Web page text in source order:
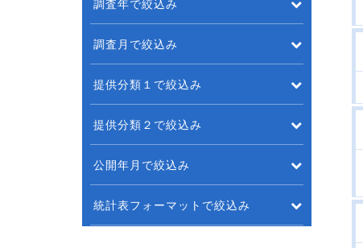
調査年で絞込み
調査月で絞込み
提供分類１で絞込み
提供分類２で絞込み
公開年月で絞込み
統計表フォーマットで絞込み